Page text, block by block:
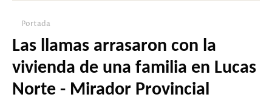
Portada
Las llamas arrasaron con la
vivienda de una familia en Lucas
Norte - Mirador Provincial